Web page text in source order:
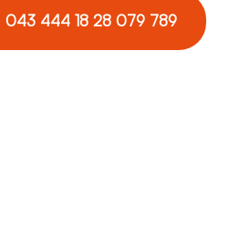
043 444 18 28 079 789